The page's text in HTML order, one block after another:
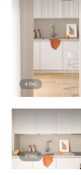
4TAG
2TAG